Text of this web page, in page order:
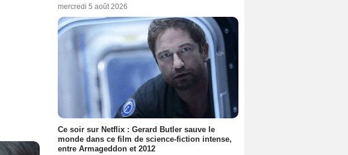
mercredi 5 août 2026
Ce soir sur Netflix : Gerard Butler sauve le
monde dans ce film de science-fiction intense,
entre Armageddon et 2012